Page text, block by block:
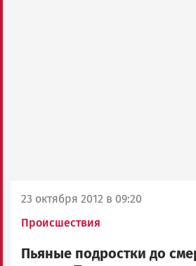
23 октября 2012 в 09:20
Происшествия
Пьяные подростки до